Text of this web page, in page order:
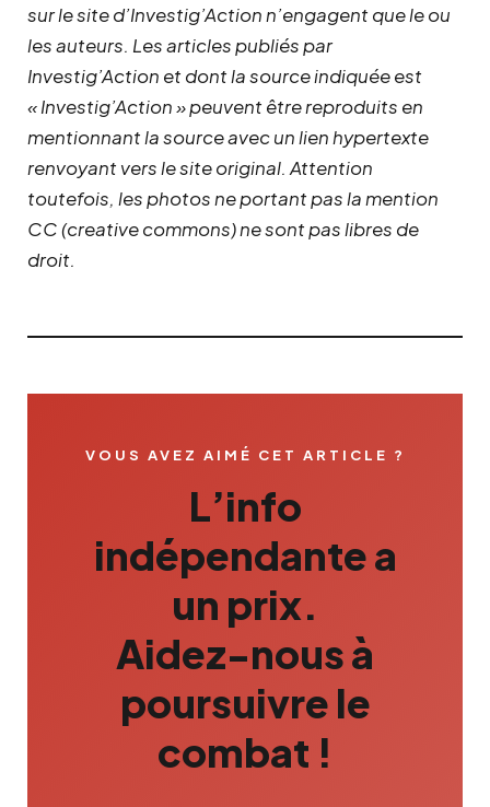
sur le site d’Investig’Action n’engagent que le ou
les auteurs. Les articles publiés par
Investig’Action et dont la source indiquée est
« Investig’Action » peuvent être reproduits en
mentionnant la source avec un lien hypertexte
renvoyant vers le site original. Attention
toutefois, les photos ne portant pas la mention
CC (creative commons) ne sont pas libres de
droit.
VOUS AVEZ AIMÉ CET ARTICLE ?
L’info
indépendante a
un prix.
Aidez-nous à
poursuivre le
combat !